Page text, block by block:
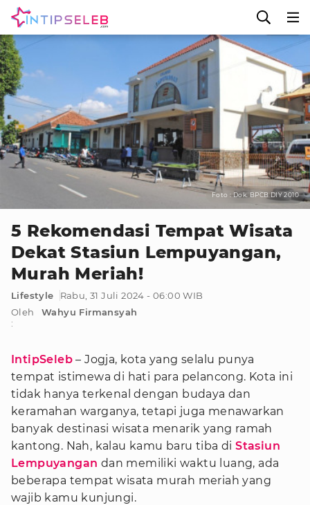
Foto : Dok. BPCB DIY 2010
5 Rekomendasi Tempat Wisata
Dekat Stasiun Lempuyangan,
Murah Meriah!
Lifestyle
Rabu, 31 Juli 2024 - 06:00 WIB
Oleh
:
Wahyu Firmansyah
IntipSeleb – Jogja, kota yang selalu punya
tempat istimewa di hati para pelancong. Kota ini
tidak hanya terkenal dengan budaya dan
keramahan warganya, tetapi juga menawarkan
banyak destinasi wisata menarik yang ramah
kantong. Nah, kalau kamu baru tiba diStasiun
Lempuyangan dan memiliki waktu luang, ada
beberapa tempat wisata murah meriah yang
wajib kamu kunjungi.